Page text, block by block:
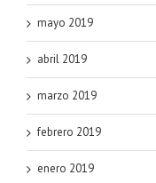
mayo 2019
abril 2019
marzo 2019
febrero 2019
enero 2019